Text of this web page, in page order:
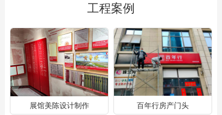
工程案例
展馆美陈设计制作 百年行房产门头